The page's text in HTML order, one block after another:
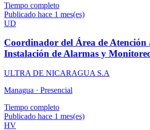
Tiempo completo
Publicado hace 1 mes(es)
UD
Coordinador del Área de Atención
Instalación de Alarmas y
ULTRA DE NICARAGUA S.A
Managua · Presencial
Tiempo completo
Publicado hace 1 mes(es)
HV